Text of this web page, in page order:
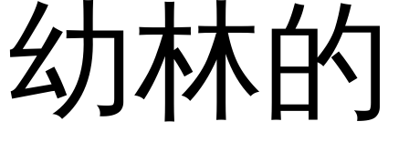
幼林的